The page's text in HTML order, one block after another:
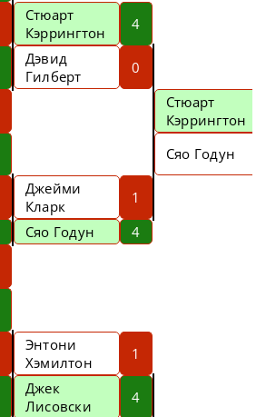
Стюарт
Кэррингтон
4
Дэвид
Гилберт
0
Стюарт
Кэррингтон
Сяо Годун
Джейми
Кларк
1
Сяо Годун
4
Энтони
Хэмилтон
1
Джек
Лисовски
4